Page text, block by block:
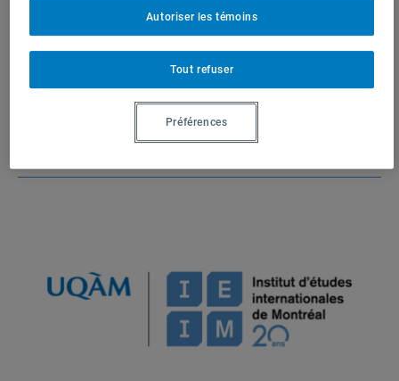
Partenaires
internationales de Montréal
(IEIM)
Tout refuser
Autoriser les témoins
Préférences